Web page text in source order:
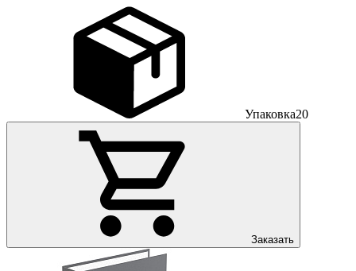
Упаковка20
Заказать